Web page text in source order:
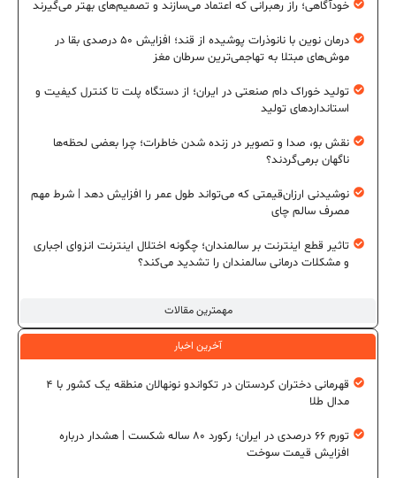
مهمترین مقالات
خودآگاهی؛ راز رهبرانی که اعتماد می‌سازند و تصمیم‌های بهتر می‌گیرند
درمان نوین با نانوذرات پوشیده از قند؛ افزایش ۵۰ درصدی بقا در
موش‌های مبتلا به تهاجمی‌ترین سرطان مغز
تولید خوراک دام صنعتی در ایران؛ از دستگاه پلت تا کنترل کیفیت و
استانداردهای تولید
نقش بو، صدا و تصویر در زنده شدن خاطرات؛ چرا بعضی لحظه‌ها
ناگهان برمی‌گردند؟
نوشیدنی ارزان‌قیمتی که می‌تواند طول عمر را افزایش دهد | شرط مهم
مصرف سالم چای
تاثیر قطع اینترنت بر سالمندان؛ چگونه اختلال اینترنت انزوای اجباری
و مشکلات درمانی سالمندان را تشدید می‌کند؟
آخرین اخبار
قهرمانی دختران کردستان در تکواندو نونهالان منطقه یک کشور با ۴
مدال طلا
تورم ۶۶ درصدی در ایران؛ رکورد ۸۰ ساله شکست | هشدار درباره
افزایش قیمت سوخت